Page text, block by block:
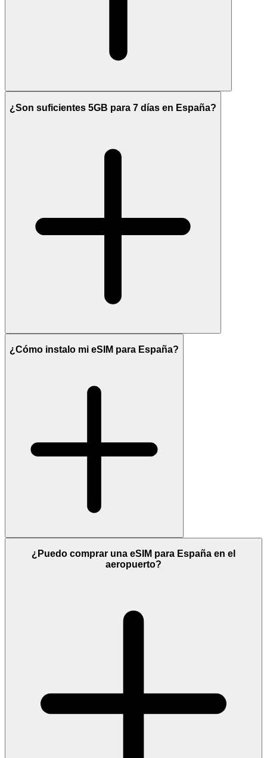
¿Son suficientes 5GB para 7 días en España?
¿Cómo instalo mi eSIM para España?
¿Puedo comprar una eSIM para España en el
aeropuerto?